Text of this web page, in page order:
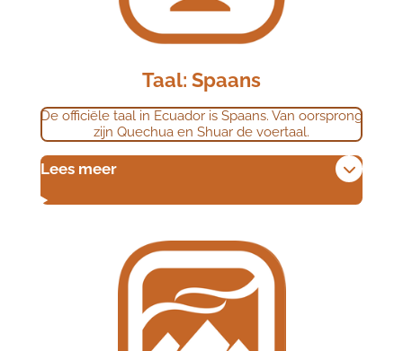
Taal: Spaans
De officiële taal in Ecuador is Spaans. Van oorsprong
zijn Quechua en Shuar de voertaal.
Lees meer